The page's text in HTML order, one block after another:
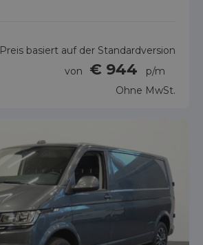
Preis basiert auf der Standardversion
von
€ 944
p/m
Ohne MwSt.